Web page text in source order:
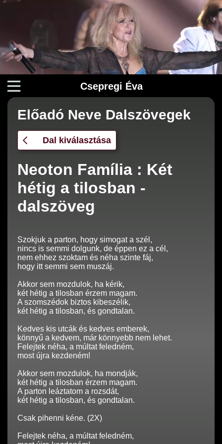
Csepregi Éva
Előadó Neve Dalszövegek
Dal kiválasztása
Neoton Família : Két
hétig a tilosban -
dalszöveg
Szokjuk a parton, hogy simogat a szél,
nincs is semmi dolgunk, de éppen ez a cél,
nem ehhez szoktam és néha szinte fáj,
hogy itt semmi sem muszáj.
Akkor sem mozdulok, ha kérik,
két hétig a tilosban érzem magam.
A szomszédok biztos kibeszélik,
két hétig a tilosban, és gondtalan.
Kedves kis utcák és kedves emberek,
könnyű a kedvem, már könnyebb nem lehet.
Felejtek néha, a múltat feledném,
most újra kezdeném!
Akkor sem mozdulok, ha mondják,
két hétig a tilosban érzem magam.
A parton leáztatom a rozsdát,
két hétig a tilosban, és gondtalan.
Csak pihenni kéne. (2X)
Felejtek néha, a múltat feledném,